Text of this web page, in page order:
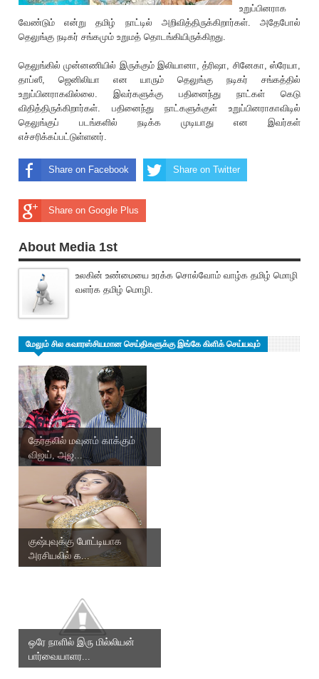
உறுப்பினராக
வேண்டும் என்று தமிழ் நாட்டில் அறிவித்திருக்கிறார்கள். அதேபோல்
தெலுங்கு நடிகர் சங்கமும் உறுமத் தொடங்கியிருக்கிறது.
தெலுங்கில் முன்னணியில் இருக்கும் இலியானா, த்‌ரிஷா, சினேகா, ஸ்ரேயா,
தாப்ஸீ, ஜெனிலியா என யாரும் தெலுங்கு நடிகர் சங்கத்தில்
உறுப்பினராகவில்லை. இவர்களுக்கு பதினைந்து நாட்கள் கெடு
விதித்திருக்கிறார்கள். பதினைந்து நாட்களுக்குள் உறுப்பினராகாவிடில்
தெலுங்கு‌ப் படங்களில் நடிக்க முடியாது என இவர்கள்
எச்ச‌ரிக்கப்பட்டுள்ளனர்.
Share on Facebook Share on Twitter
Share on Google Plus
About Media 1st
உலகின் உண்மையை உரக்க சொல்வோம் வாழ்க தமிழ் மொழி
வளர்க தமிழ் மொழி.
மேலும் சில சுவாரஸ்சியமான செய்திகளுக்கு இங்கே கிளிக் செய்யவும்
தேர்தலில் மவுனம் காக்கும்
விஜய், அஜ...
குஷ்புவுக்கு போட்டியாக
அரசியலில் க...
ஒரே நாளில் இரு மில்லியன்
பார்வையாளர...